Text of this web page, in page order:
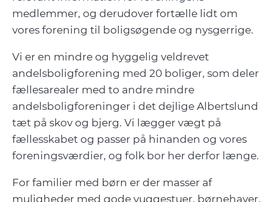
medlemmer, og derudover fortælle lidt om
vores forening til boligsøgende og nysgerrige.
Vi er en mindre og hyggelig veldrevet
andelsboligforening med 20 boliger, som deler
fællesarealer med to andre mindre
andelsboligforeninger i det dejlige Albertslund
tæt på skov og bjerg. Vi lægger vægt på
fællesskabet og passer på hinanden og vores
foreningsværdier, og folk bor her derfor længe.
For familier med børn er der masser af
muligheder med gode vuggestuer, børnehaver,